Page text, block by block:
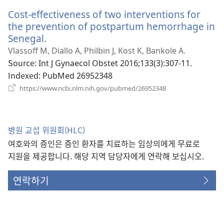
창
열
기)
Cost-effectiveness of two interventions for
the prevention of postpartum hemorrhage in
Senegal.
로
운
창
열
Vlassoff M, Diallo A, Philbin J, Kost K, Bankole A.
Source‎: Int J Gynaecol Obstet 2016;133(3):307-11.
Indexed‎: PubMed 26952348
https://www.ncbi.nlm.nih.gov/pubmed/26952348
병원 교섭 위원회(HLC)
여호와의 증인은 증인 환자를 치료하는 임상의에게 무료로
지원을 제공합니다. 해당 지역 담당자에게 연락해 보십시오.
연락하기